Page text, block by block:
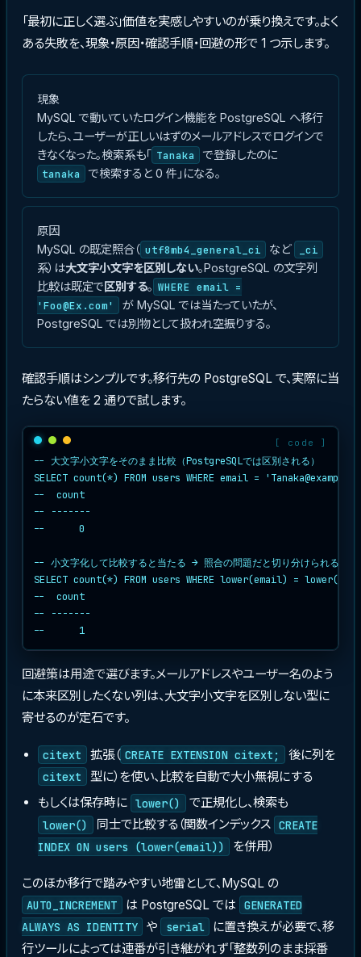
「最初に正しく選ぶ」価値を実感しやすいのが乗り換えです。よく
ある失敗を、現象・原因・確認手順・回避の形で 1 つ示します。
現象
MySQL で動いていたログイン機能を PostgreSQL へ移行
したら、ユーザーが正しいはずのメールアドレスでログインで
きなくなった。検索系も「 Tanaka
で登録したのに
tanaka
で検索すると 0 件」になる。
原因
MySQL の既定照合（ utf8mb4_general_ci など
_ci
系）は大文字小文字を区別しない。PostgreSQL の文字列
比較は既定で区別する。 WHERE email =
'Foo@Ex.com'
が MySQL では当たっていたが、
PostgreSQL では別物として扱われ空振りする。
確認手順はシンプルです。移行先の PostgreSQL で、実際に当
たらない値を 2 通りで試します。
-- 大文字小文字をそのまま比較（PostgreSQLでは区別される）
SELECT count(*) FROM users WHERE email =
--  count
-- -------
--      0
-- 小文字化して比較すると当たる → 照合の問題だと切り分けられる
SELECT count(*) FROM users WHERE lower(email) =
--  count
-- -------
--      1
回避策は用途で選びます。メールアドレスやユーザー名のよう
に本来区別したくない列は、大文字小文字を区別しない型に
寄せるのが定石です。
citext 拡張（ CREATE EXTENSION citext; 後に列を
citext
型に）を使い、比較を自動で大小無視にする
もしくは保存時に lower() で正規化し、検索も
lower() 同士で比較する（関数インデックス CREATE
INDEX ON users (lower(email))
を併用）
このほか移行で踏みやすい地雷として、MySQL の
AUTO_INCREMENT は PostgreSQL では
GENERATED
ALWAYS AS IDENTITY
や serial
に置き換えが必要で、移
行ツールによっては連番が引き継がれず「整数列のまま採番